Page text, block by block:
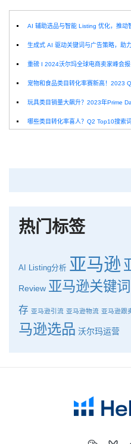
AI 辅助选品与智能 Listing 优化，推动
重磅 I 2024沃尔玛全球电商卖家峰会
玩具类目销量大飙升？2023年Prime
热门标签
AI Listing分析 亚马逊
Review 亚马逊关键词
存 亚马逊引流 亚马逊物流 亚马逊跟
马逊选品 沃尔玛运营